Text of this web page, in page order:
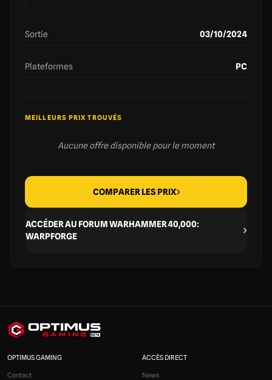
Sortie 03/10/2024
Plateformes PC
MEILLEURS PRIX TROUVÉS
Aucune offre disponible pour le moment
COMPARER LES PRIX
ACCÉDER AU FORUM WARHAMMER 40,000:
WARPFORGE
OPTIMUS GAMING
Contact
ACCÈS DIRECT
News